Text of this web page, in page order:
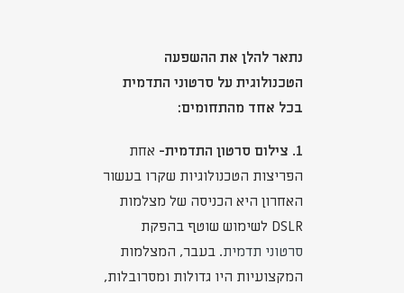
נתאר להלן את ההשפעה
הטכנולוגית על סרטוני התדמית
בכל אחד מהתחומים:
1. צילום סרטון התדמית-
אחת
הפריצות הטכנולוגיות שקרו בעשור
האחרון היא הכניסה של מצלמות
DSLR לשימוש שוטף בהפקת
סרטוני תדמית. בעבר, המצלמות
המקצועיות היו גדולות ומסרובלות,